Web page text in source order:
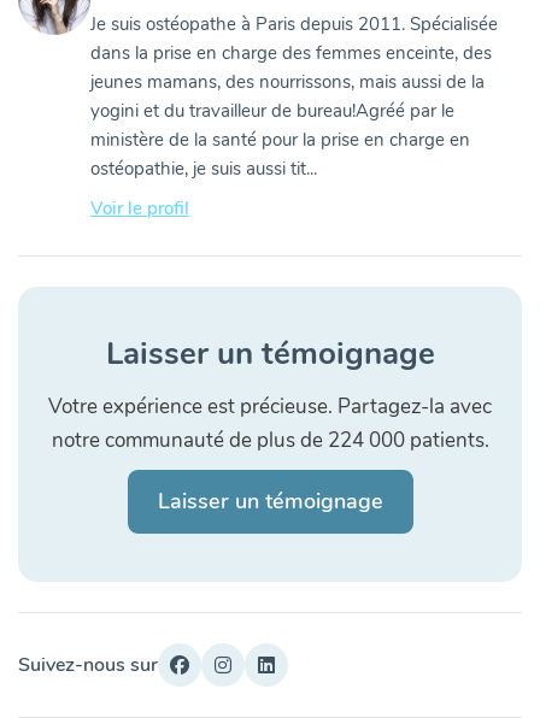
Je suis ostéopathe à Paris depuis 2011. Spécialisée
dans la prise en charge des femmes enceinte, des
jeunes mamans, des nourrissons, mais aussi de la
yogini et du travailleur de bureau!Agréé par le
ministère de la santé pour la prise en charge en
ostéopathie, je suis aussi tit...
Voir le profil
Laisser un témoignage
Votre expérience est précieuse. Partagez-la avec
notre communauté de plus de 224 000 patients.
Laisser un témoignage
Suivez-nous sur